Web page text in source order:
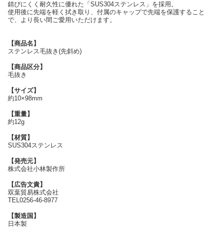
錆びにくく耐久性に優れた「SUS304ステンレス」を採用。
使用後に先端を軽く拭き取り、付属のキャップで先端を保護すること
で、より長い間ご愛用いただけます。
【商品名】
ステンレス毛抜き(先斜め)
【商品区分】
毛抜き
【サイズ】
約10×98mm
【重量】
約12g
【材質】
SUS304ステンレス
【発売元】
株式会社小林製作所
【広告文責】
双葉貿易株式会社
TEL0256-46-8977
【製造国】
日本製